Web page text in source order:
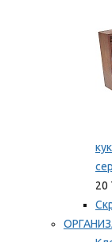
20